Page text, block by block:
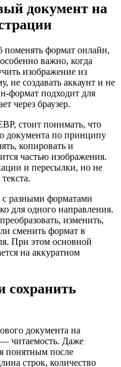
документ на
поменять формат онлайн,
важно, когда
изображение из
не создавать аккаунт и не
формат подходит для
через браузер.
стоит понимать, что
документа по принципу
копировать и
частью изображения.
и пересылки, но не
с разными форматами
для одного направления.
изменить,
сменить формат в
При этом основной
на аккуратном
сохранить
документа на
— читаемость. Даже
понятным после
строк, количество